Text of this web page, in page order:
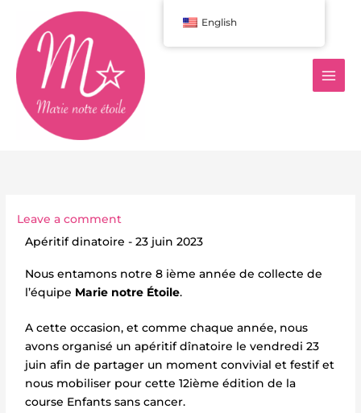
contenu
Leave a comment
Apéritif dinatoire - 23 juin 2023
Nous entamons notre 8 ième année de collecte de
l’équipe Marie notre Étoile.
A cette occasion, et comme chaque année, nous
avons organisé un apéritif dînatoire le vendredi 23
juin afin de partager un moment convivial et festif et
nous mobiliser pour cette 12ième édition de la
course Enfants sans cancer.
English